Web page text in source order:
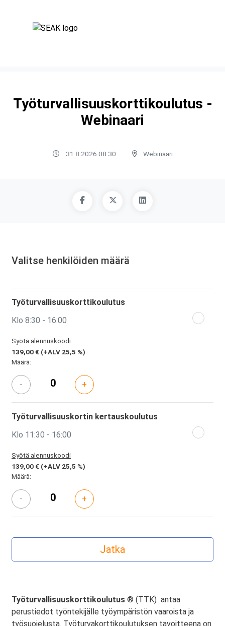
Työturvallisuuskorttikoulutus -
Webinaari
31.8.2026 08:30 Webinaari
Valitse henkilöiden määrä
Työturvallisuuskorttikoulutus
Klo 8:30 - 16:00
Syötä alennuskoodi
139,00 € (+ALV 25,5 %)
Määrä:
- +
Työturvallisuuskortin kertauskoulutus
Klo 11:30 - 16:00
Syötä alennuskoodi
139,00 € (+ALV 25,5 %)
Määrä:
- +
Työturvallisuuskorttikoulutus ® (TTK) antaa
perustiedot työntekijälle työympäristön vaaroista ja
työsuojelusta. Työturvakorttikoulutuksen tavoitteena on